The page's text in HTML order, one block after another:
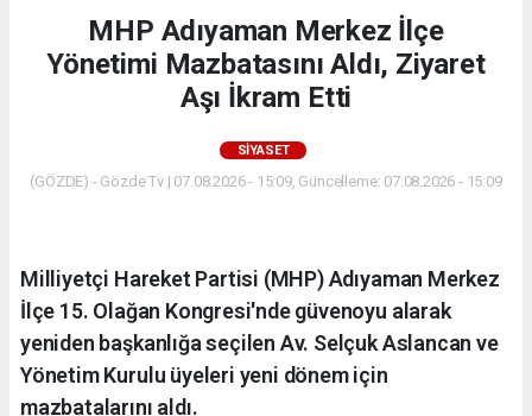
MHP Adıyaman Merkez İlçe
Yönetimi Mazbatasını Aldı, Ziyaret
Aşı İkram Etti
SIYASET
(GÖZDE) - Gözde Tv | 07.08.2026 - 15:09, Güncelleme: 07.08.2026 - 15:09
Milliyetçi Hareket Partisi (MHP) Adıyaman Merkez
İlçe 15. Olağan Kongresi'nde güvenoyu alarak
yeniden başkanlığa seçilen Av. Selçuk Aslancan ve
Yönetim Kurulu üyeleri yeni dönem için
mazbatalarını aldı.